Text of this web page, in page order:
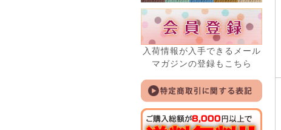
入荷情報が入手できるメール
マガジンの登録もこちら